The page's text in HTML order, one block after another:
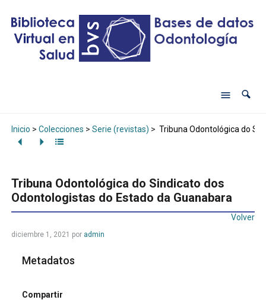
Inicio > Colecciones > Serie (revistas) > Tribuna Odontológica do
Tribuna Odontológica do Sindicato dos
Odontologistas do Estado da Guanabara
Volver
diciembre 1, 2021 por admin
Metadatos
Compartir